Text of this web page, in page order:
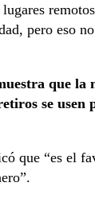
pero eso
que la
se usen
que “es el